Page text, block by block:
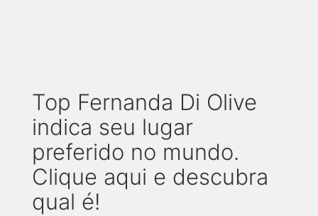
Top Fernanda Di Olive
indica seu lugar
preferido no mundo.
Clique aqui e descubra
qual é!